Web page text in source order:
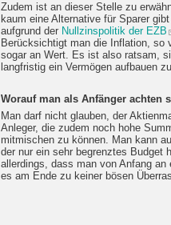
Zudem ist an dieser Stelle zu
kaum eine Alternative für Sparer
aufgrund der Nullzinspolitik der EZB
Berücksichtigt man die Inflation, so
sogar an Wert. Es ist also ratsam,
langfristig ein Vermögen aufbauen
Worauf man als Anfänger achten
Man darf nicht glauben, der
Anleger, die zudem noch hohe
mitmischen zu können. Man kann
der nur ein sehr begrenztes Budget
allerdings, dass man von Anfang
es am Ende zu keiner bösen